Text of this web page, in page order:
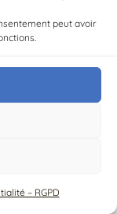
peut avoir
– RGPD
réservés.